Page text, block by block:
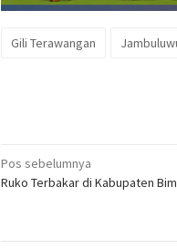
Gili Terawangan
Navigasi
pos
Pos sebelumnya
Ruko Terbakar di Kabupaten